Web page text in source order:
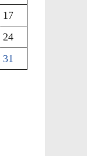
17
24
31